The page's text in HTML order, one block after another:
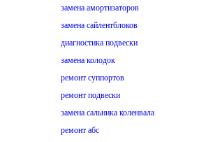
замена амортизаторов
замена сайлентблоков
диагностика подвески
замена колодок
ремонт суппортов
ремонт подвески
замена сальника коленвала
ремонт абс